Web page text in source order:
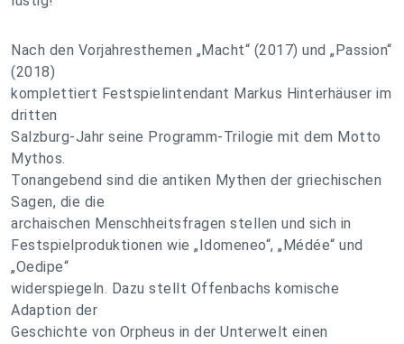
Nach den Vorjahresthemen „Macht“ (2017) und „Passion“
(2018)
komplettiert Festspielintendant Markus Hinterhäuser im
dritten
Salzburg-Jahr seine Programm-Trilogie mit dem Motto
Mythos.
Tonangebend sind die antiken Mythen der griechischen
Sagen, die die
archaischen Menschheitsfragen stellen und sich in
Festspielproduktionen wie „Idomeneo“, „Médée“ und
„Oedipe“
widerspiegeln. Dazu stellt Offenbachs komische
Adaption der
Geschichte von Orpheus in der Unterwelt einen